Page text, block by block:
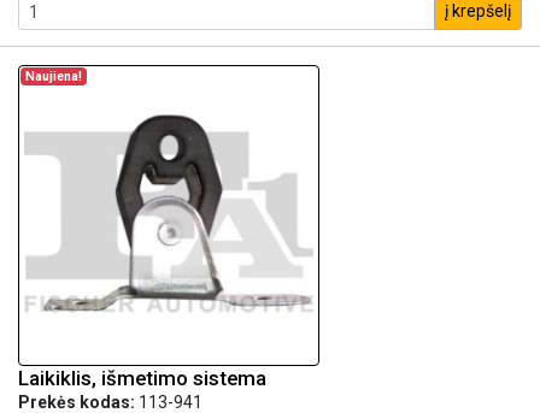
į krepšelį
Naujiena!
Laikiklis, išmetimo sistema
Prekės kodas: 113-941